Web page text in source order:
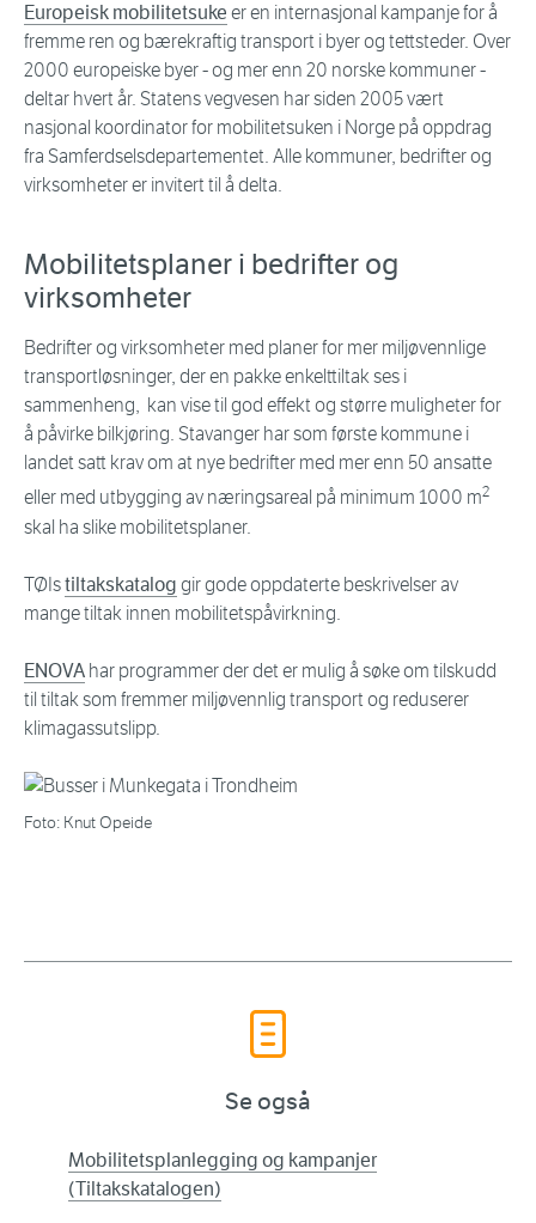
Europeisk mobilitetsuke er en internasjonal kampanje for å
fremme ren og bærekraftig transport i byer og tettsteder. Over
2000 europeiske byer - og mer enn 20 norske kommuner -
deltar hvert år. Statens vegvesen har siden 2005 vært
nasjonal koordinator for mobilitetsuken i Norge på oppdrag
fra Samferdselsdepartementet. Alle kommuner, bedrifter og
virksomheter er invitert til å delta.
Mobilitetsplaner i bedrifter og
virksomheter
Bedrifter og virksomheter med planer for mer miljøvennlige
transportløsninger, der en pakke enkelttiltak ses i
sammenheng, kan vise til god effekt og større muligheter for
å påvirke bilkjøring. Stavanger har som første kommune i
landet satt krav om at nye bedrifter med mer enn 50 ansatte
eller med utbygging av næringsareal på minimum 1000 m2
skal ha slike mobilitetsplaner.
TØIstiltakskatalog gir gode oppdaterte beskrivelser av
mange tiltak innen mobilitetspåvirkning.
ENOVA har programmer der det er mulig å søke om tilskudd
til tiltak som fremmer miljøvennlig transport og reduserer
klimagassutslipp.
Foto: Knut Opeide
Se også
Mobilitetsplanlegging og kampanjer
(Tiltakskatalogen)